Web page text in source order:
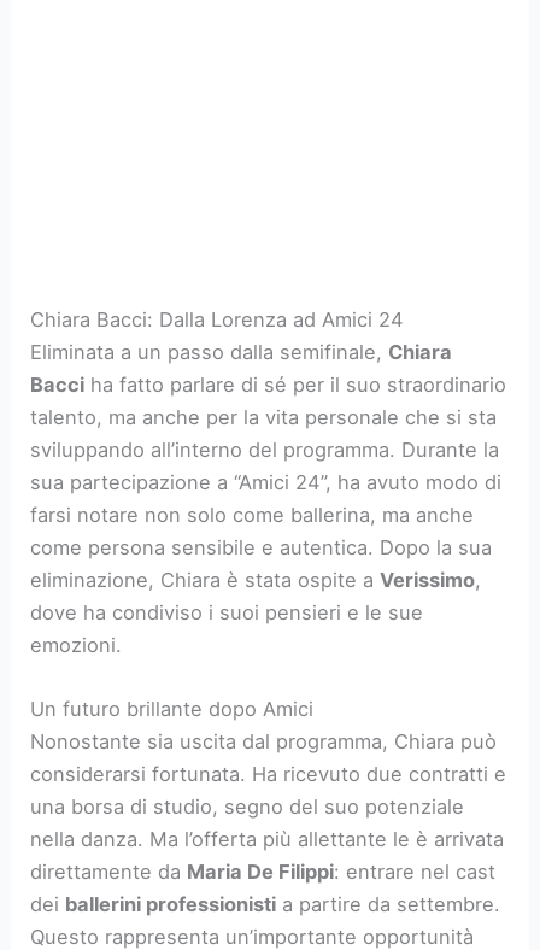
Chiara Bacci: Dalla Lorenza ad Amici 24
Eliminata a un passo dalla semifinale, Chiara
Bacci ha fatto parlare di sé per il suo straordinario
talento, ma anche per la vita personale che si sta
sviluppando all’interno del programma. Durante la
sua partecipazione a “Amici 24”, ha avuto modo di
farsi notare non solo come ballerina, ma anche
come persona sensibile e autentica. Dopo la sua
eliminazione, Chiara è stata ospite aVerissimo,
dove ha condiviso i suoi pensieri e le sue
emozioni.
Un futuro brillante dopo Amici
Nonostante sia uscita dal programma, Chiara può
considerarsi fortunata. Ha ricevuto due contratti e
una borsa di studio, segno del suo potenziale
nella danza. Ma l’offerta più allettante le è arrivata
direttamente da Maria De Filippi: entrare nel cast
dei ballerini professionisti a partire da settembre.
Questo rappresenta un’importante opportunità